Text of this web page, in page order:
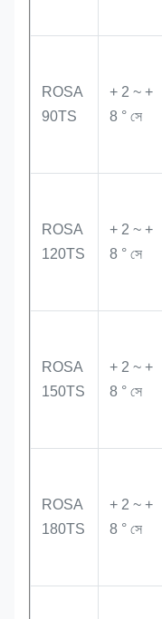
ROSA
90TS
+ 2 ~ +
8 ° সে
ROSA
120TS
+ 2 ~ +
8 ° সে
ROSA
150TS
+ 2 ~ +
8 ° সে
ROSA
180TS
+ 2 ~ +
8 ° সে